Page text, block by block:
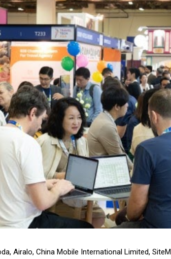
Airalo, China Mobile International Limited,